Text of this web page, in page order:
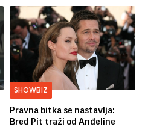
SHOWBIZ
Pravna bitka se nastavlja:
Bred ​​Pit traži od Anđeline